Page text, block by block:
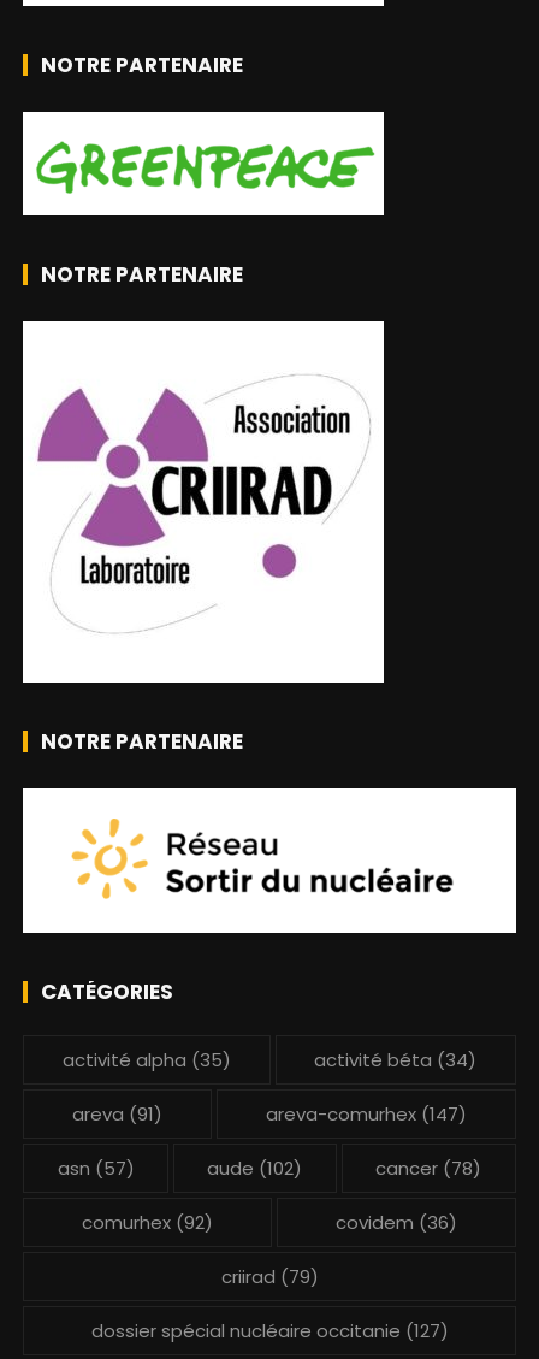
NOTRE PARTENAIRE
NOTRE PARTENAIRE
NOTRE PARTENAIRE
CATÉGORIES
activité alpha (35) activité béta (34)
areva (91) areva-comurhex(147)
asn (57) aude (102) cancer (78)
comurhex (92) covidem (36)
criirad (79)
dossier spécial nucléaire occitanie (127)